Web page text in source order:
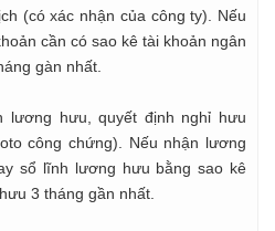
(có xác nhận của công ty). Nếu
cần có sao kê tài khoản ngân
gàn nhất.
lương hưu, quyết định nghỉ hưu
công chứng). Nếu nhận lương
sổ lĩnh lương hưu bằng sao kê
3 tháng gần nhất.